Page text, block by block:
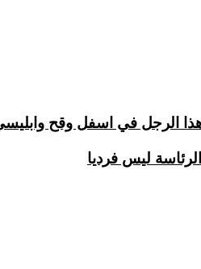
الرجل في اسفل وقح